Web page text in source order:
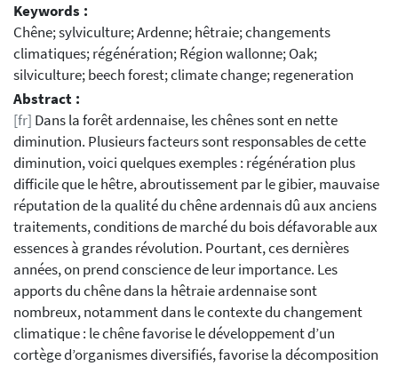
Keywords :
Chêne; sylviculture; Ardenne; hêtraie; changements
climatiques; régénération; Région wallonne; Oak;
silviculture; beech forest; climate change; regeneration
Abstract :
[fr] Dans la forêt ardennaise, les chênes sont en nette
diminution. Plusieurs facteurs sont responsables de cette
diminution, voici quelques exemples : régénération plus
difficile que le hêtre, abroutissement par le gibier, mauvaise
réputation de la qualité du chêne ardennais dû aux anciens
traitements, conditions de marché du bois défavorable aux
essences à grandes révolution. Pourtant, ces dernières
années, on prend conscience de leur importance. Les
apports du chêne dans la hêtraie ardennaise sont
nombreux, notamment dans le contexte du changement
climatique : le chêne favorise le développement d’un
cortège d’organismes diversifiés, favorise la décomposition